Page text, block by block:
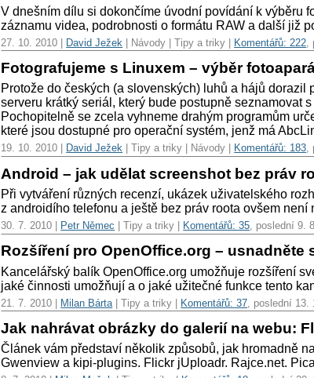
V dnešním dílu si dokončíme úvodní povídání k výběru
záznamu videa, podrobnosti o formátu RAW a další již
27. 10. 2010 | David Ježek | Návody | Tipy a triky | Komentářů: 222
Fotografujeme s Linuxem – výběr
Protože do českých (a slovenských) luhů a hájů
serveru krátký seriál, který bude postupně seznamovat
Pochopitelně se zcela vyhneme drahým programům
které jsou dostupné pro operační systém, jenž má
19. 10. 2010 | David Ježek | Tipy a triky | Návody | Komentářů: 183,
Android – jak udělat screenshot bez práv
Při vytváření různých recenzí, ukázek uživatelského
z androidího telefonu a ještě bez práv roota ovšem
30. 7. 2010 | Petr Němec | Tipy a triky | Komentářů: 35, poslední 9.
Rozšíření pro OpenOffice.org – usnadněte
Kancelářský balík OpenOffice.org umožňuje rozšíření
jaké činnosti umožňují a o jaké užitečné funkce tento
21. 7. 2010 | Milan Bárta | Tipy a triky | Komentářů: 37 , poslední 13.
Jak nahrávat obrázky do galerií na webu:
Článek vám představí několik způsobů, jak hromadně
Gwenview a kipi-plugins. Flickr jUploadr. Rajce.net.